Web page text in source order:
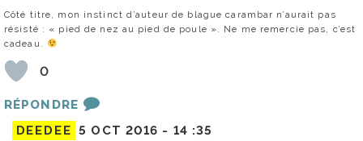
Côté titre, mon instinct d’auteur de blague carambar n’aurait pas
résisté : « pied de nez au pied de poule ». Ne me remercie pas, c’est
cadeau.
0
RÉPONDRE
DEEDEE 5 OCT 2016 - 14 :35